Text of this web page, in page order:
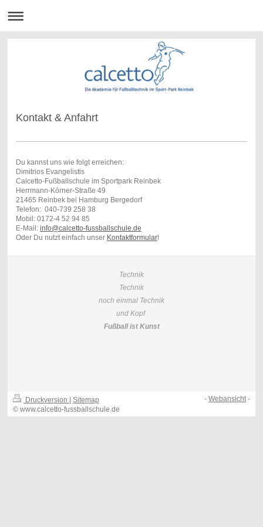
Kontakt & Anfahrt
Du kannst uns wie folgt erreichen:
Dimitrios Evangelistis
Calcetto-Fußballschule im Sportpark Reinbek
Herrmann-Körner-Straße 49
21465 Reinbek bei Hamburg Bergedorf
Telefon: 040-739 258 38
Mobil: 0172-4 52 94 85
E-Mail: info@calcetto-fussballschule.de
Oder Du nutzt einfach unser Kontaktformular!
Technik
Technik
noch einmal Technik
und Kopf
Fußball ist Kunst
Druckversion
Sitemap
© www.calcetto-fussballschule.de
-Webansicht-